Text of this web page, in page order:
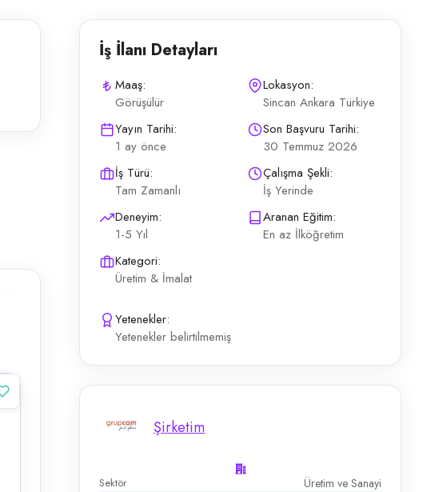
İş İlanı Detayları
Maaş:
Görüşülür
Lokasyon:
Sincan Ankara Türkiye
Yayın Tarihi:
1 ay önce
Son Başvuru Tarihi:
30 Temmuz 2026
İş Türü:
Tam Zamanlı
Çalışma Şekli:
İş Yerinde
Deneyim:
1-5 Yıl
Aranan Eğitim:
En az İlköğretim
Kategori:
Üretim & İmalat
Yetenekler:
Yetenekler belirtilmemiş
Şirketim
Sektör Üretim ve Sanayi